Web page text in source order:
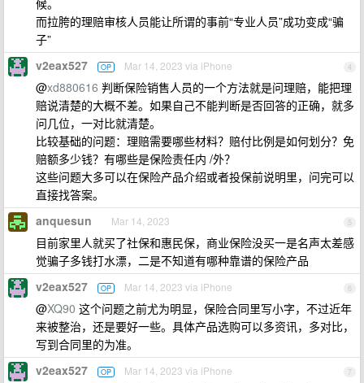
候。
而拉胯的理赔审核人员能让所谓的事前“专业人员”成功变成“骗
子”
4
v2eax527 OP Mar 14, 2023 via iPhone
@xd880616 判断保险销售人员的一个方法就是问理赔，能把理
赔说清楚的大概不差。如果自己不能判断是否回答的正确，就多
问几位，一对比就清楚。
比较基础的问题：理赔需要哪些材料？赔付比例是如何划分？免
赔额多少钱？有哪些是保险责任内 /外？
这些问题大多可以在保险产品介绍或者投保前说明里，问完可以
直接找答案。
5
anquesun Mar 14, 2023
目前家里人就买了社保和惠民保，商业保险没买一是名声太差感
觉骗子多钱打水漂，二是不知道有哪种靠谱的保险产品
6
v2eax527 OP Mar 14, 2023 via iPhone
@XQ90 这个问题之前尤为明显，保险合同里写小字，不过近年
来被整治，还是要好一些。具体产品选购可以多资讯，多对比，
写到合同里的为准。
7
v2eax527 OP Mar 14, 2023 via iPhone